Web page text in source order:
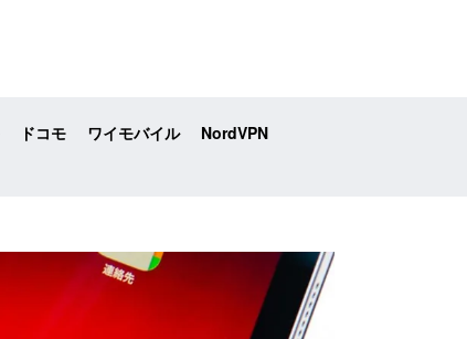
ドコモ ワイモバイル
NordVPN